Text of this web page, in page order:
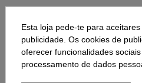
5 Outros
Esta loja pede-te para
publicidade. Os cookies de
oferecer funcionalidades
processamento de dados